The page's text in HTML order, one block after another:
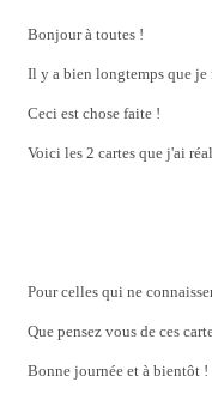
Bonjour à toutes !
Il y a bien longtemps que je
Ceci est chose faite !
Voici les 2 cartes que j'ai
Pour celles qui ne
Que pensez vous de ces
Bonne journée et à bientôt !